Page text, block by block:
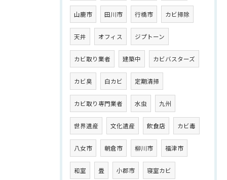
山鹿市 田川市 行橋市 カビ掃除
天井 オフィス ジプトーン
カビ取り業者 建築中 カビバスターズ
カビ臭 白カビ 定期清掃
カビ取り専門業者 水虫 九州
世界遺産 文化遺産 飲食店 カビ毒
八女市 朝倉市 柳川市 福津市
和室 畳 小郡市 寝室カビ